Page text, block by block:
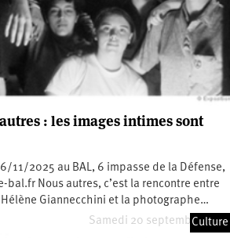
: les images intimes sont
11/2025 au BAL, 6 impasse de la Défense,
bal.fr Nous autres, c’est la rencontre entre
Giannecchini et la photographe…
Samedi 20 septembre 2025
Culture